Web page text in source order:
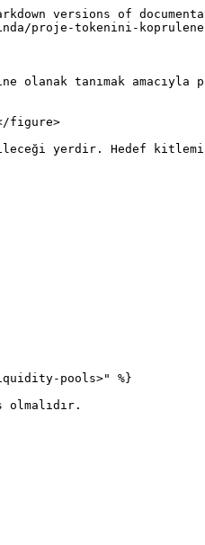
versions of
proje-tokenini-
tanımak amacıyla
figure>
yerdir. Hedef
pools>" %}